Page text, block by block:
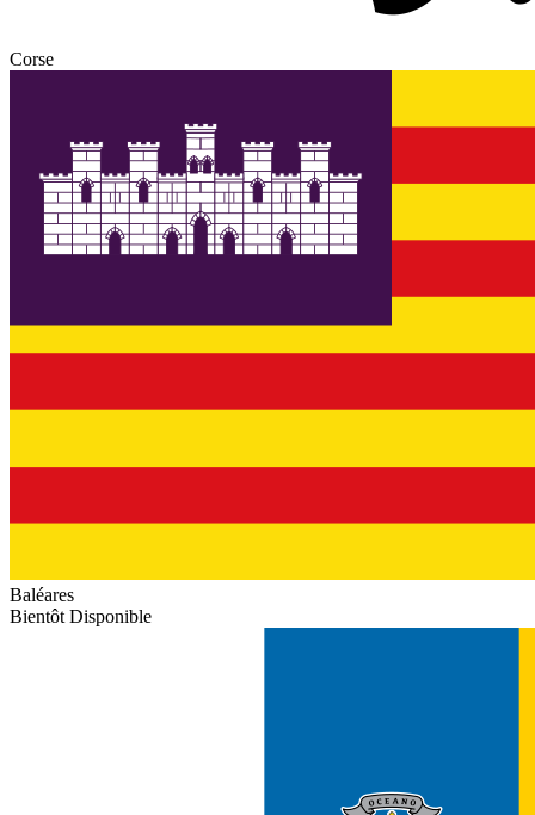
Corse
Baléares
Bientôt Disponible